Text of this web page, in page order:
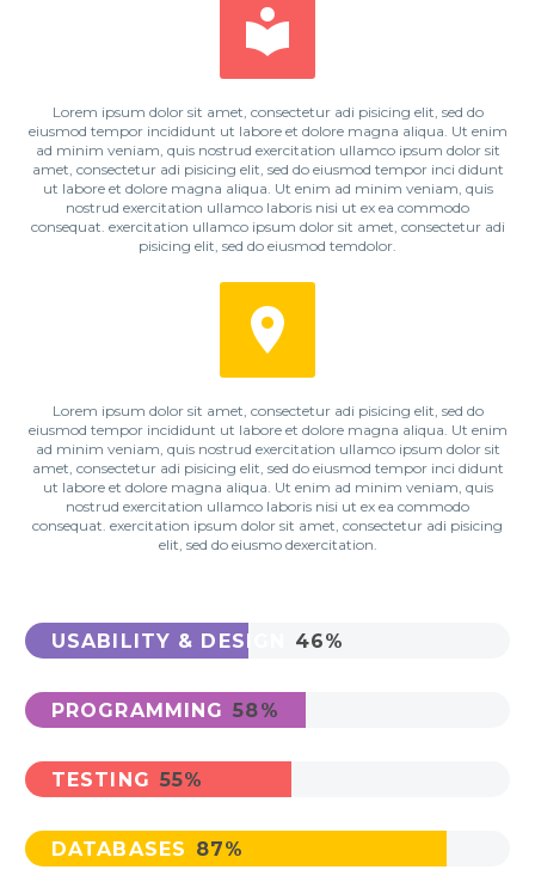


Lorem ipsum dolor sit amet, consectetur adi pisicing elit, sed do
eiusmod tempor incididunt ut labore et dolore magna aliqua. Ut enim
ad minim veniam, quis nostrud exercitation ullamco ipsum dolor sit
amet, consectetur adi pisicing elit, sed do eiusmod tempor inci didunt
ut labore et dolore magna aliqua. Ut enim ad minim veniam, quis
nostrud exercitation ullamco laboris nisi ut ex ea commodo
consequat. exercitation ullamco ipsum dolor sit amet, consectetur adi
pisicing elit, sed do eiusmod temdolor.


Lorem ipsum dolor sit amet, consectetur adi pisicing elit, sed do
eiusmod tempor incididunt ut labore et dolore magna aliqua. Ut enim
ad minim veniam, quis nostrud exercitation ullamco ipsum dolor sit
amet, consectetur adi pisicing elit, sed do eiusmod tempor inci didunt
ut labore et dolore magna aliqua. Ut enim ad minim veniam, quis
nostrud exercitation ullamco laboris nisi ut ex ea commodo
consequat. exercitation ipsum dolor sit amet, consectetur adi pisicing
elit, sed do eiusmo dexercitation.
USABILITY & DESIGN 46%
PROGRAMMING 58%
TESTING 55%
DATABASES 87%